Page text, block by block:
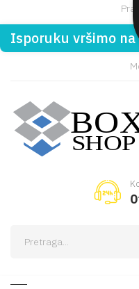
Isporuku vršimo